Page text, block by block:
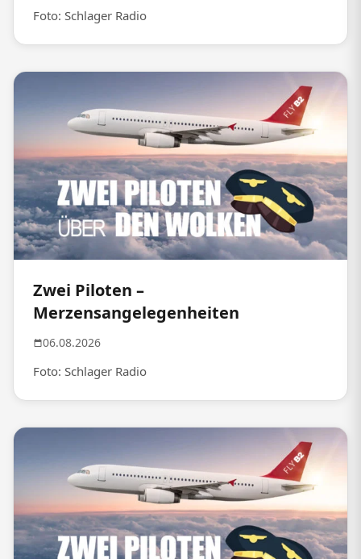
Foto: Schlager Radio
Zwei Piloten –
Merzensangelegenheiten
06.08.2026
Foto: Schlager Radio